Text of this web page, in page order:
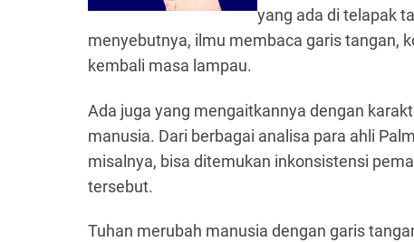
yang ada di telapak
menyebutnya, ilmu membaca garis tangan,
kembali masa lampau.
Ada juga yang mengaitkannya dengan
manusia. Dari berbagai analisa para ahli
misalnya, bisa ditemukan inkonsistensi
tersebut.
Tuhan merubah manusia dengan garis